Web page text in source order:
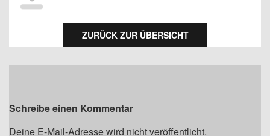
ZURÜCK ZUR ÜBERSICHT
Schreibe einen Kommentar
Deine E-Mail-Adresse wird nicht veröffentlicht.